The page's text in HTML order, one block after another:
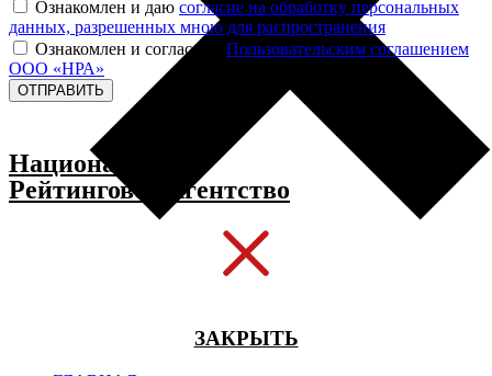
Ознакомлен и даю согласие на обработку персональных
данных, разрешенных мною для распространения
Ознакомлен и согласен с Пользовательским соглашением
ООО «НРА»
ОТПРАВИТЬ
Национальное
Рейтинговое Агентство
ЗАКРЫТЬ